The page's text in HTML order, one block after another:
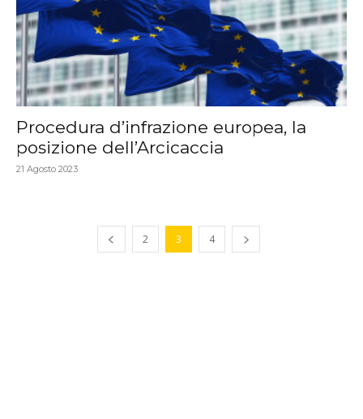
Procedura d’infrazione europea, la
posizione dell’Arcicaccia
21 Agosto 2023
2 3 4